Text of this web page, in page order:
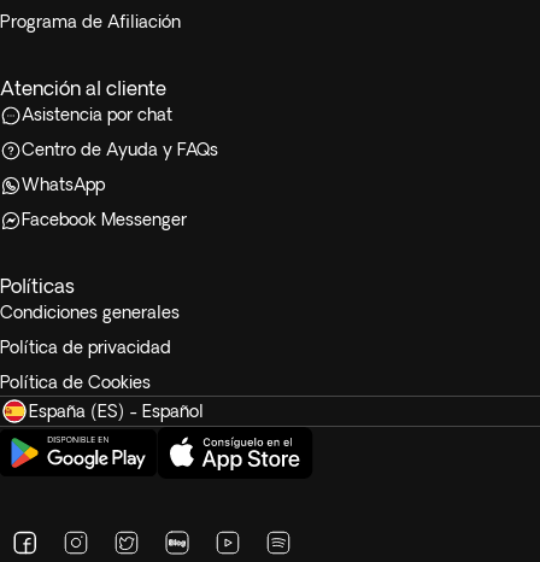
Programa de Afiliación
Atención al cliente
Asistencia por chat
Centro de Ayuda y FAQs
WhatsApp
Facebook Messenger
Políticas
Condiciones generales
Política de privacidad
Política de Cookies
España (ES) - Español